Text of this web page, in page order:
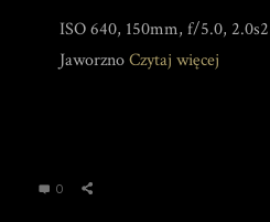
ISO 640, 150mm, f/5.0,
JaworznoCzytaj więcej
0